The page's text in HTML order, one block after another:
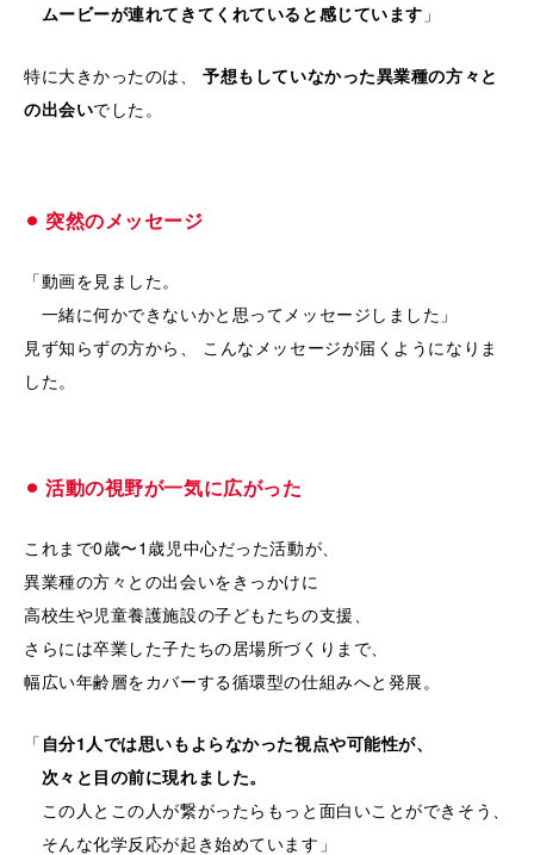
ムービーが連れてきてくれていると感じています 」
特に大きかったのは、予想もしていなかった異業種の方々と
の出会いでした。
⚫︎ 突然のメッセージ
「動画を見ました。
一緒に何かできないかと思ってメッセージしました」
見ず知らずの方から、 こんなメッセージが届くようになりま
した。
⚫︎活動の視野が一気に広がった
これまで0歳〜1歳児中心だった活動が、
異業種の方々との出会いをきっかけに
高校生や児童養護施設の子どもたちの支援、
さらには卒業した子たちの居場所づくりまで、
幅広い年齢層をカバーする循環型の仕組みへと発展。
「 自分1人では思いもよらなかった視点や可能性が、
次々と目の前に現れました。
この人とこの人が繋がったらもっと面白いことができそう、
そんな化学反応が起き始めています」